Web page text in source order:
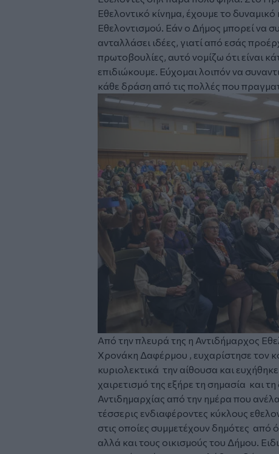
Εθελοντικό κίνημα, έχουμε το δυναμικό
Εθελοντισμού. Εάν ο Δήμος μπορεί να
ανταλλάσει ιδέες, γιατί από εσάς
πρωτοβουλίες, αυτό νομίζω ότι είναι
επιδιώκουμε. Εύχομαι λοιπόν να
κάθε δράση από τις πολλές που
Image
Από την πλευρά της η Αντιδήμαρχος
Χρονάκη Δαφέρμου , ευχαρίστησε τον
κυριολεκτικά την αίθουσα και
χαιρετισμό της εξήρε τη σημασία και
Αντιδημαρχίας από την ημέρα που
τέσσερις ενδιαφέροντες κύκλους
στις οποίες συμμετέχουν δημότες
αλλά και τους οικισμούς του Δήμου.